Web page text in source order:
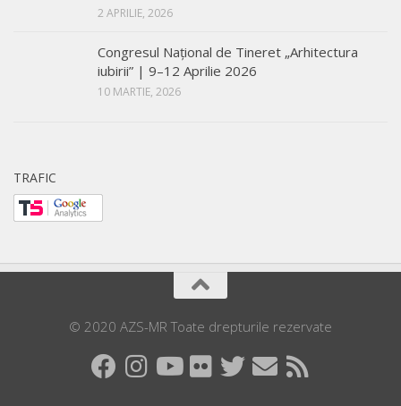
2 APRILIE, 2026
Congresul Național de Tineret „Arhitectura
iubirii” | 9–12 Aprilie 2026
10 MARTIE, 2026
TRAFIC
© 2020 AZS-MR Toate drepturile rezervate